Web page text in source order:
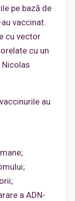
pe bază de
vaccinat.
cu vector
cu un
au
a ADN-